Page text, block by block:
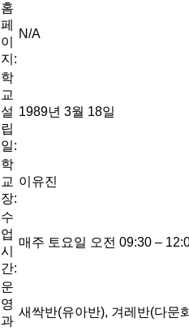
홈
페
이
지:
N/A
학
교
설
립
일:
1989년 3월 18일
학
교
장:
이유진
수
업
시
간:
매주 토요일 오전 09:30 –
운
영
과
새싹반(유아반), 겨레반(다문